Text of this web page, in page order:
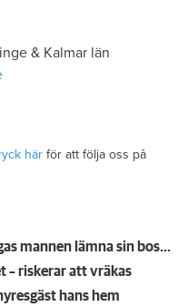
& Kalmar län
här för att följa oss på
Knivbråk ledde till tvist – nu tvingas mannen lämna sin bostad
– riskerar att vräkas
hans hem